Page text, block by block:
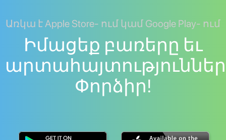
Առկա է Apple Store- ում կամ Google Play- ում
Իմացեք բառերը եւ
Փորձիր!